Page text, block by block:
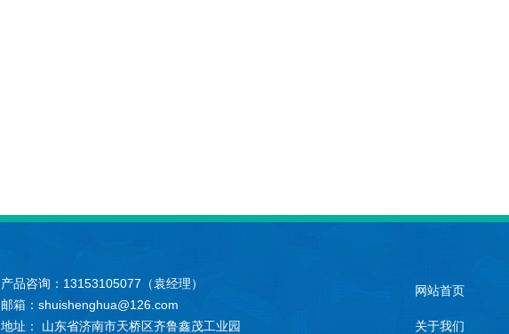
产品咨询：13153105077（袁经理）
邮箱：shuishenghua@126.com
地址： 山东省济南市天桥区齐鲁鑫茂工业园
网站首页
关于我们